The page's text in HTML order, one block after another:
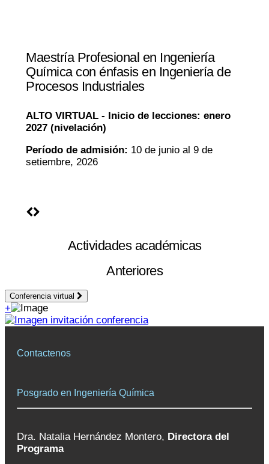
Maestría Profesional en Ingeniería
Química con énfasis en Ingeniería de
Procesos Industriales
ALTO VIRTUAL - Inicio de lecciones: enero
2027 (nivelación)
Período de admisión: 10 de junio al 9 de
setiembre, 2026
Actividades académicas
Anteriores
Conferencia virtual
+
Contactenos
Posgrado en Ingeniería Química
Dra. Natalia Hernández Montero, Directora del
Programa